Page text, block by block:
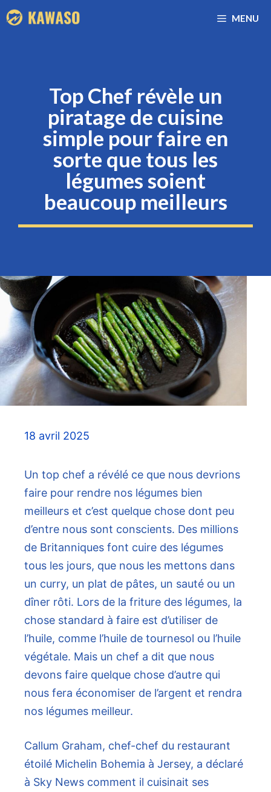
Aller
au
MENU
Top Chef révèle un
piratage de cuisine
simple pour faire en
sorte que tous les
légumes soient
beaucoup meilleurs
18 avril 2025
Un top chef a révélé ce que nous devrions
faire pour rendre nos légumes bien
meilleurs et c’est quelque chose dont peu
d’entre nous sont conscients. Des millions
de Britanniques font cuire des légumes
tous les jours, que nous les mettons dans
un curry, un plat de pâtes, un sauté ou un
dîner rôti. Lors de la friture des légumes, la
chose standard à faire est d’utiliser de
l’huile, comme l’huile de tournesol ou l’huile
végétale. Mais un chef a dit que nous
devons faire quelque chose d’autre qui
nous fera économiser de l’argent et rendra
nos légumes meilleur.
Callum Graham, chef-chef du restaurant
étoilé Michelin Bohemia à Jersey, a déclaré
à Sky News comment il cuisinait ses